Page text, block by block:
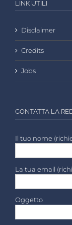
LINK UTILI
Disclaimer
Credits
Jobs
CONTATTA LA
Il tuo nome
La tua email
Oggetto